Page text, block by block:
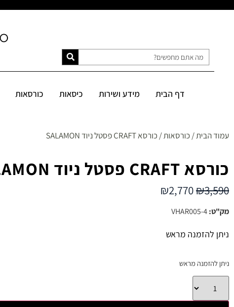
דף הבית מידע ושירות כיסאות כורסאות
עמוד הבית/ כורסאות/ כורסא CRAFT פסטל ניוד SALAMON
כורסא CRAFT פסטל ניוד SALAMON
₪3,590
₪2,770
מק"ט:VHAR005-4
ניתן להזמנה מראש
ניתן להזמנה מראש